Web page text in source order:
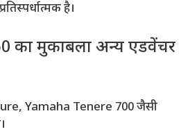
है।
का मुकाबला अन्य एडवेंचर
Yamaha Tenere 700 जैसी